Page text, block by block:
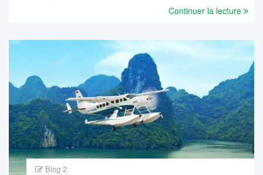
Continuer la lecture
Blog 2